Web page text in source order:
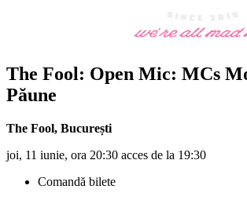
The Fool: Open Mic: MCs
Păune
The Fool, București
joi, 11 iunie, ora 20:30 acces de la 19:30
Comandă bilete